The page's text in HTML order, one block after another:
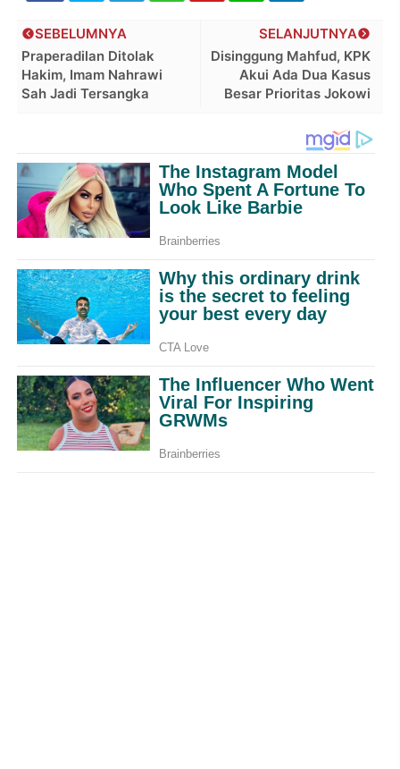
SELANJUTNYA
Disinggung Mahfud, KPK
Akui Ada Dua Kasus
Besar Prioritas Jokowi
SEBELUMNYA
Praperadilan Ditolak
Hakim, Imam Nahrawi
Sah Jadi Tersangka